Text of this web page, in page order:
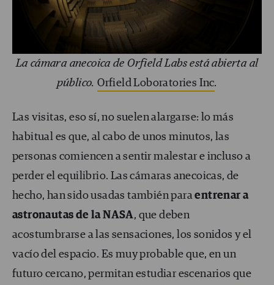
La cámara anecoica de Orfield Labs está abierta al
público.Orfield Loboratories Inc.
Las visitas, eso sí, no suelen alargarse: lo más
habitual es que, al cabo de unos minutos, las
personas comiencen a sentir malestar e incluso a
perder el equilibrio. Las cámaras anecoicas, de
hecho, han sido usadas también paraentrenar a
astronautas de la NASA, que deben
acostumbrarse a las sensaciones, los sonidos y el
vacío del espacio. Es muy probable que, en un
futuro cercano, permitan estudiar escenarios que